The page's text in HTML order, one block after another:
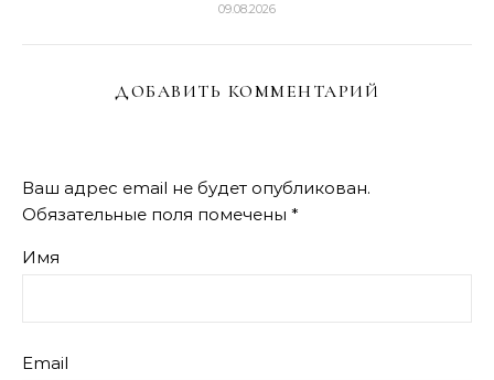
09.08.2026
ДОБАВИТЬ КОММЕНТАРИЙ
Ваш адрес email не будет опубликован.
Обязательные поля помечены *
Имя
Email